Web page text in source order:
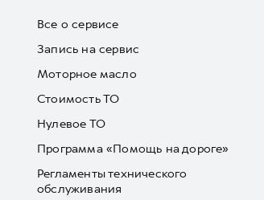
Все о сервисе
Запись на сервис
Моторное масло
Стоимость ТО
Нулевое ТО
Программа «Помощь на дороге»
Регламенты технического
обслуживания